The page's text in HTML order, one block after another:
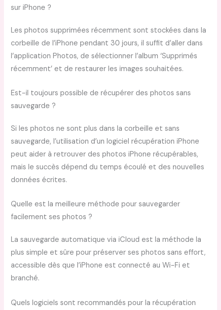
sur iPhone ?
Les photos supprimées récemment sont stockées dans la
corbeille de l’iPhone pendant 30 jours, il suffit d’aller dans
l’application Photos, de sélectionner l’album ‘Supprimés
récemment’ et de restaurer les images souhaitées.
Est-il toujours possible de récupérer des photos sans
sauvegarde ?
Si les photos ne sont plus dans la corbeille et sans
sauvegarde, l’utilisation d’un logiciel récupération iPhone
peut aider à retrouver des photos iPhone récupérables,
mais le succès dépend du temps écoulé et des nouvelles
données écrites.
Quelle est la meilleure méthode pour sauvegarder
facilement ses photos ?
La sauvegarde automatique via iCloud est la méthode la
plus simple et sûre pour préserver ses photos sans effort,
accessible dès que l’iPhone est connecté au Wi-Fi et
branché.
Quels logiciels sont recommandés pour la récupération